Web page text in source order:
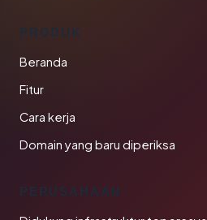
PRODUK
Beranda
Fitur
Cara kerja
Domain yang baru diperiksa
PERUSAHAAN